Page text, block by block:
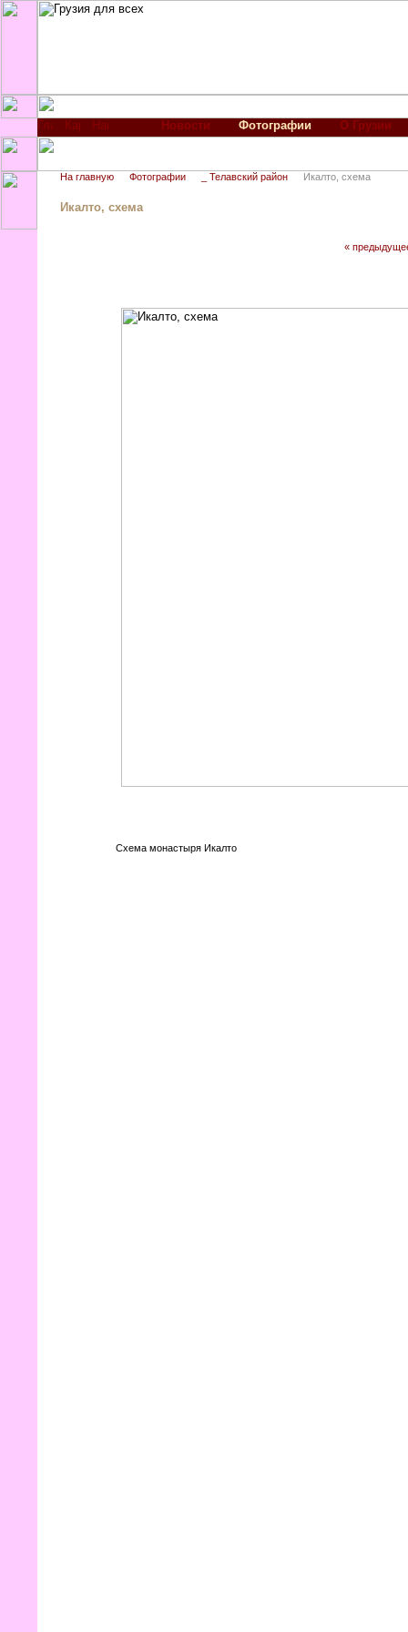
Новости Фотографии О Грузии
На главную Фотографии _ Телавский район Икалто, схема
Икалто, схема
«
Схема монастыря Икалто